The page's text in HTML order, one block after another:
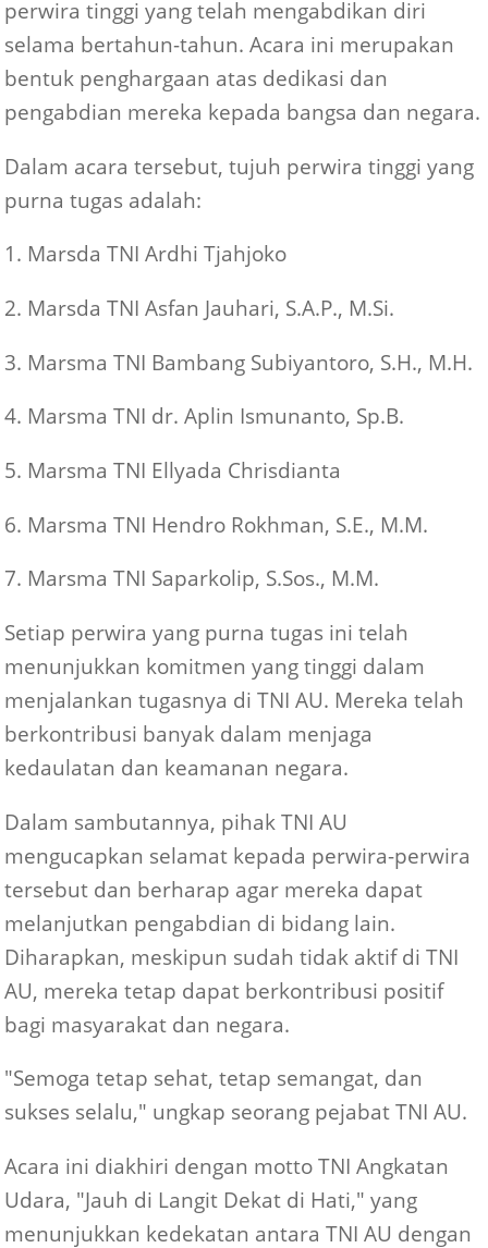
perwira tinggi yang telah mengabdikan diri
selama bertahun-tahun. Acara ini merupakan
bentuk penghargaan atas dedikasi dan
pengabdian mereka kepada bangsa dan negara.
Dalam acara tersebut, tujuh perwira tinggi yang
purna tugas adalah:
1. Marsda TNI Ardhi Tjahjoko
2. Marsda TNI Asfan Jauhari, S.A.P., M.Si.
3. Marsma TNI Bambang Subiyantoro, S.H., M.H.
4. Marsma TNI dr. Aplin Ismunanto, Sp.B.
5. Marsma TNI Ellyada Chrisdianta
6. Marsma TNI Hendro Rokhman, S.E., M.M.
7. Marsma TNI Saparkolip, S.Sos., M.M.
Setiap perwira yang purna tugas ini telah
menunjukkan komitmen yang tinggi dalam
menjalankan tugasnya di TNI AU. Mereka telah
berkontribusi banyak dalam menjaga
kedaulatan dan keamanan negara.
Dalam sambutannya, pihak TNI AU
mengucapkan selamat kepada perwira-perwira
tersebut dan berharap agar mereka dapat
melanjutkan pengabdian di bidang lain.
Diharapkan, meskipun sudah tidak aktif di TNI
AU, mereka tetap dapat berkontribusi positif
bagi masyarakat dan negara.
"Semoga tetap sehat, tetap semangat, dan
sukses selalu," ungkap seorang pejabat TNI AU.
Acara ini diakhiri dengan motto TNI Angkatan
Udara, "Jauh di Langit Dekat di Hati," yang
menunjukkan kedekatan antara TNI AU dengan